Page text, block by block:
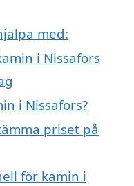
med:
i Nissafors
i Nissafors?
priset på
för kamin i